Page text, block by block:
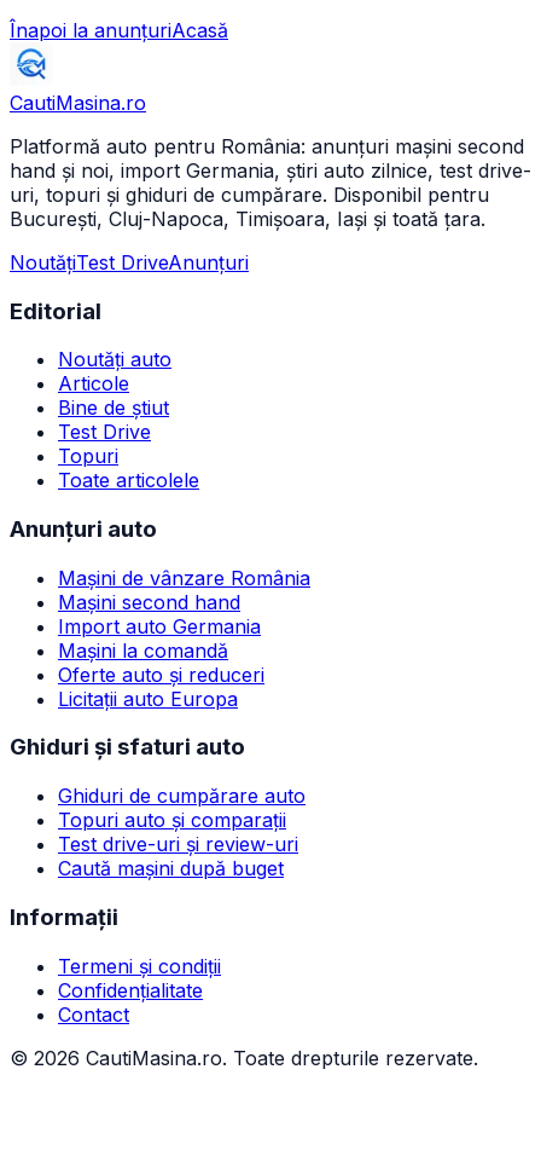
Înapoi la anunțuriAcasă
CautiMasina.ro
Platformă auto pentru România: anunțuri mașini second
hand și noi, import Germania, știri auto zilnice, test drive-
uri, topuri și ghiduri de cumpărare. Disponibil pentru
București, Cluj-Napoca, Timișoara, Iași și toată țara.
NoutățiTest DriveAnunțuri
Editorial
Noutăți auto
Articole
Bine de știut
Test Drive
Topuri
Toate articolele
Anunțuri auto
Mașini de vânzare România
Mașini second hand
Import auto Germania
Mașini la comandă
Oferte auto și reduceri
Licitații auto Europa
Ghiduri și sfaturi auto
Ghiduri de cumpărare auto
Topuri auto și comparații
Test drive-uri și review-uri
Caută mașini după buget
Informații
Termeni și condiții
Confidențialitate
Contact
© 2026 CautiMasina.ro. Toate drepturile rezervate.